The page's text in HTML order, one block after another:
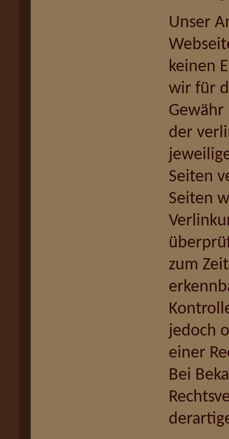
Unser
keinen
wir für
der
Seiten
Seiten
zum
jedoch
einer
Bei